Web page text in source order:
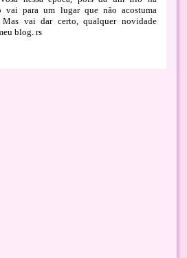
vai para um lugar que não acostuma
Mas vai dar certo, qualquer novidade
blog. rs